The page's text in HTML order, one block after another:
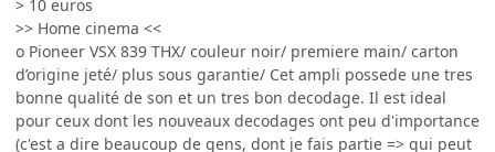
> 10 euros
>> Home cinema <<
o Pioneer VSX 839 THX/ couleur noir/ premiere main/ carton
d’origine jeté/ plus sous garantie/ Cet ampli possede une tres
bonne qualité de son et un tres bon decodage. Il est ideal
pour ceux dont les nouveaux decodages ont peu d'importance
(c'est a dire beaucoup de gens, dont je fais partie => qui peut